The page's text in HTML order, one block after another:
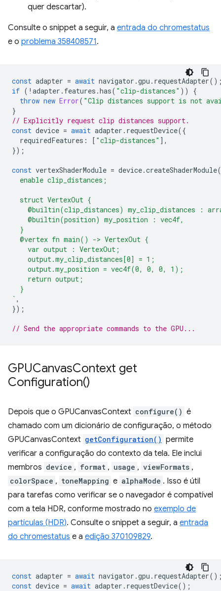
quer descartar).
Consulte o snippet a seguir, a entrada do chromestatus
e o problema 358408571.
const adapter = await navigator .gpu . requestAdapter
if ( ! adapter . features .has( "clip-distances" ))
{
throw new Error( "Clip distances support is not
}
// Explicitly request clip distances support.
const device = await adapter . requestDevice({
requiredFeatures : [ "clip-distances" ],
});
const vertexShaderModule = device.createShaderModule
  enable clip_distances;
  struct VertexOut {
@builtin(clip_distances) my_clip_distances :
    @builtin(position) my_position : vec4f,
  }
  @vertex fn main() -> VertexOut {
    var output : VertexOut;
    output.my_clip_distances[0] = 1;
    output.my_position = vec4f(0, 0, 0, 1);
    return output;
  }
` ,
});
// Send the appropriate commands to the GPU...
GPUCanvasContext get
Configuration()
Depois que o GPUCanvasContext configure() é
chamado com um dicionário de configuração, o método
GPUCanvasContext getConfiguration() permite
verificar a configuração do contexto da tela. Ele inclui
membros device , format , usage , viewFormats ,
colorSpace , toneMapping e alphaMode . Isso é útil
para tarefas como verificar se o navegador é compatível
com a tela HDR, conforme mostrado no exemplo de
partículas (HDR). Consulte o snippet a seguir, a entrada
do chromestatus e a edição 370109829.
const adapter = await navigator .gpu . requestAdapter
const device = await adapter . requestDevice();